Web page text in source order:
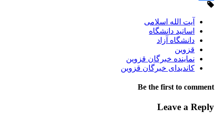
Share
آیت الله اسلامی
اساتید دانشگاه
دانشگاه آزاد
قزوین
نماینده خبرگان قزوین
کاندیدای خبرگان قزوین
Be the first to comment
Leave a Reply